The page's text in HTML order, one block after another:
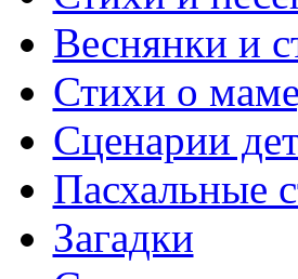
Веснянки и
Стихи о
Сценарии
Пасхальные
Загадки